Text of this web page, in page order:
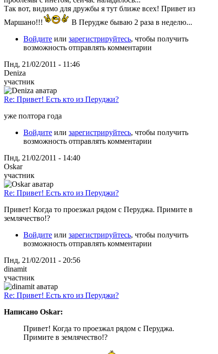
Так вот, видимо для дружбы я тут ближе всех! Привет из
Маршано!!!
В Перудже бываю 2 раза в неделю...
Войдите или зарегистрируйтесь, чтобы получить
возможность отправлять комментарии
Пнд, 21/02/2011 - 11:46
Deniza
участник
Re: Привет! Есть кто из Перуджи?
уже полтора года
Войдите или зарегистрируйтесь, чтобы получить
возможность отправлять комментарии
Пнд, 21/02/2011 - 14:40
Oskar
участник
Re: Привет! Есть кто из Перуджи?
Привет! Когда то проезжал рядом с Перуджа. Примите в
землячество!?
Войдите или зарегистрируйтесь, чтобы получить
возможность отправлять комментарии
Пнд, 21/02/2011 - 20:56
dinamit
участник
Re: Привет! Есть кто из Перуджи?
Написано Oskar:
Привет! Когда то проезжал рядом с Перуджа.
Примите в землячество!?